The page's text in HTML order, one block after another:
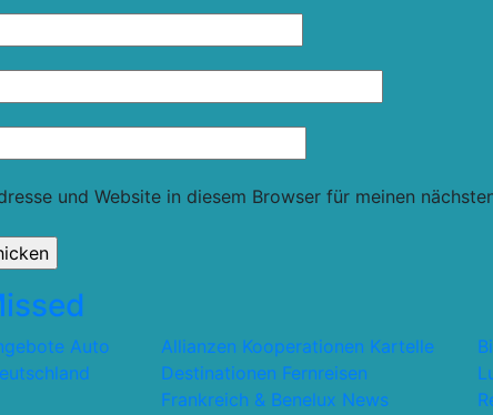
und Website in diesem Browser für meinen
Auto
Allianzen Kooperationen Kartelle
Destinationen Fernreisen
Frankreich & Benelux News